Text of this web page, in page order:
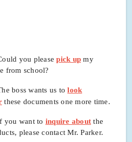
you pleasepick up my
from school?
boss wants us tolook
these documents one more time.
you want to inquire about the
please contact Mr. Parker.